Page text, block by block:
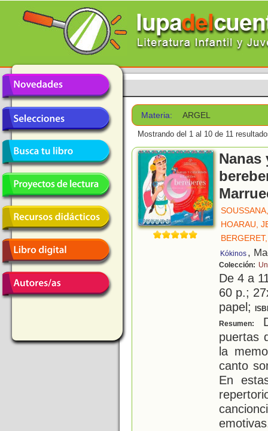
Materia: ARGEL
Mostrando del 1 al 10 de 11
HOARAU,
Kókinos ,
Colección:
De 4 a
60 p.;
papel;
Resumen:
puertas
la
canto
En
emotivas